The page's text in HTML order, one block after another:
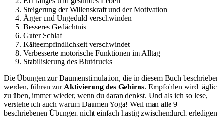
Steigerung der Willenskraft und der Motivation
Ärger und Ungeduld verschwinden
Besseres Gedächtnis
Guter Schlaf
Kälteempfindlichkeit verschwindet
Verbesserte motorische Funktionen im Alltag
Stabilisierung des Blutdrucks
Die Übungen zur Daumenstimulation, die in diesem Buch
werden, führen zur Aktivierung des Gehirns. Empfohlen wird
zu üben, immer wieder, wenn du daran denkst. Und als ich so lese,
verstehe ich auch warum Daumen Yoga! Weil man alle 9
beschriebenen Übungen nicht einfach hastig zwischendurch erledigen